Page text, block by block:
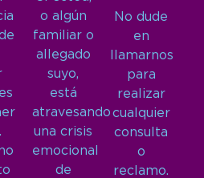
o algún
familiar o
allegado
suyo,
está
atravesando
una crisis
emocional
de
No dude
en
llamarnos
para
realizar
cualquier
consulta
o
reclamo.